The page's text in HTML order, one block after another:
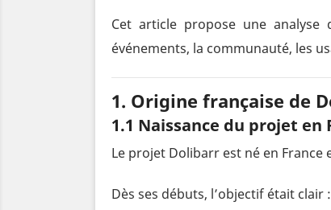
Cet article propose une analyse
événements, la communauté, les
1. Origine française de
1.1 Naissance du projet en
Le projet Dolibarr est né en France
Dès ses débuts, l’objectif était clair :